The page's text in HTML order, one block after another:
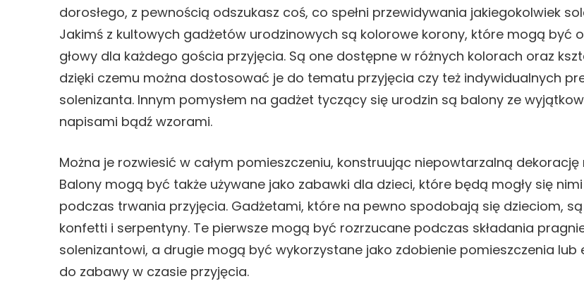
dorosłego, z pewnością odszukasz coś, co spełni przewidywania jakiegokolwiek
Jakimś z kultowych gadżetów urodzinowych są kolorowe korony, które mogą być
głowy dla każdego gościa przyjęcia. Są one dostępne w różnych kolorach oraz
dzięki czemu można dostosować je do tematu przyjęcia czy też indywidualnych
solenizanta. Innym pomysłem na gadżet tyczący się urodzin są balony ze
napisami bądź wzorami.
Można je rozwiesić w całym pomieszczeniu, konstruując niepowtarzalną dekorację
Balony mogą być także używane jako zabawki dla dzieci, które będą mogły się
podczas trwania przyjęcia. Gadżetami, które na pewno spodobają się dzieciom,
konfetti i serpentyny. Te pierwsze mogą być rozrzucane podczas składania
solenizantowi, a drugie mogą być wykorzystane jako zdobienie pomieszczenia lub
do zabawy w czasie przyjęcia.